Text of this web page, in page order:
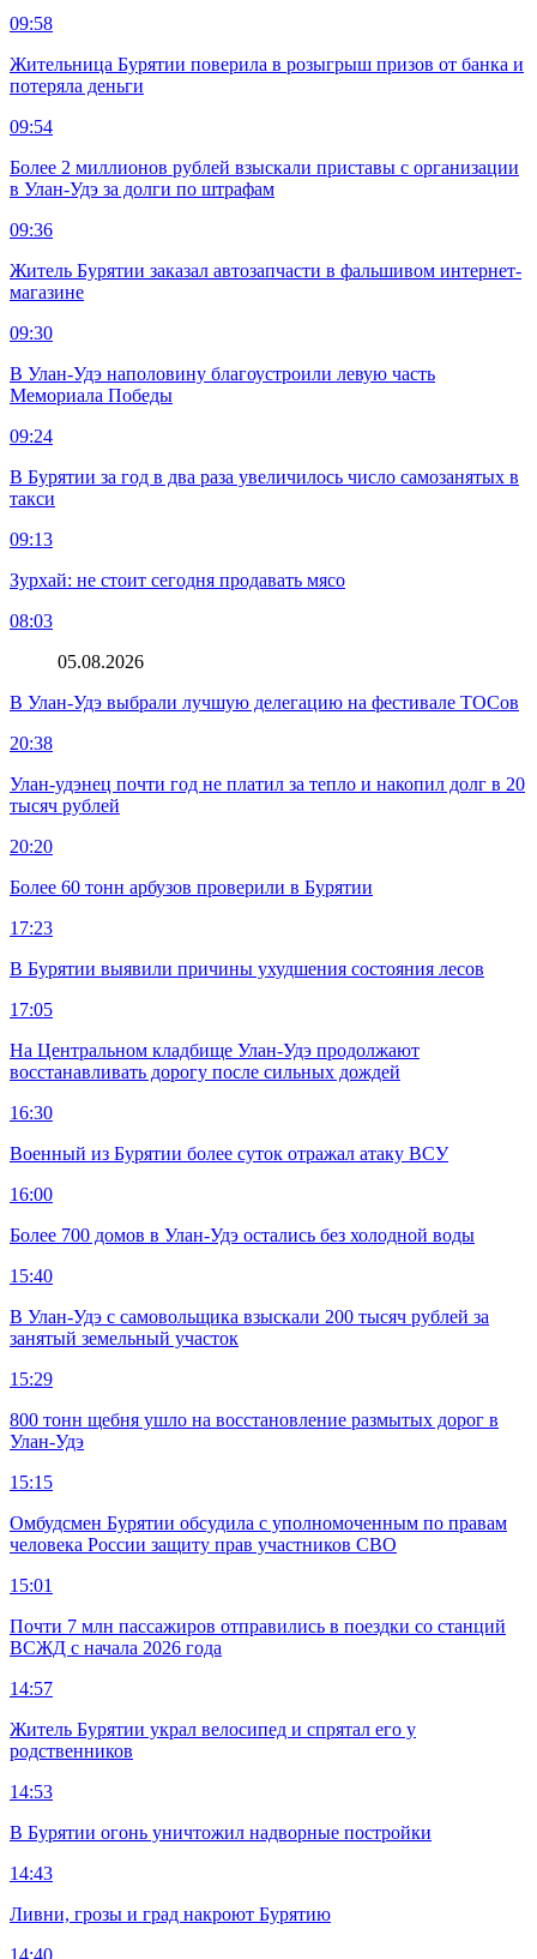
09:58
Жительница Бурятии поверила в розыгрыш призов от банка и
потеряла деньги
09:54
Более 2 миллионов рублей взыскали приставы с организации
в Улан-Удэ за долги по штрафам
09:36
Житель Бурятии заказал автозапчасти в фальшивом интернет-
магазине
09:30
В Улан-Удэ наполовину благоустроили левую часть
Мемориала Победы
09:24
В Бурятии за год в два раза увеличилось число самозанятых в
такси
09:13
Зурхай: не стоит сегодня продавать мясо
08:03
05.08.2026
В Улан-Удэ выбрали лучшую делегацию на фестивале ТОСов
20:38
Улан-удэнец почти год не платил за тепло и накопил долг в 20
тысяч рублей
20:20
Более 60 тонн арбузов проверили в Бурятии
17:23
В Бурятии выявили причины ухудшения состояния лесов
17:05
На Центральном кладбище Улан-Удэ продолжают
восстанавливать дорогу после сильных дождей
16:30
Военный из Бурятии более суток отражал атаку ВСУ
16:00
Более 700 домов в Улан-Удэ остались без холодной воды
15:40
В Улан-Удэ с самовольщика взыскали 200 тысяч рублей за
занятый земельный участок
15:29
800 тонн щебня ушло на восстановление размытых дорог в
Улан-Удэ
15:15
Омбудсмен Бурятии обсудила с уполномоченным по правам
человека России защиту прав участников СВО
15:01
Почти 7 млн пассажиров отправились в поездки со станций
ВСЖД с начала 2026 года
14:57
Житель Бурятии украл велосипед и спрятал его у
родственников
14:53
В Бурятии огонь уничтожил надворные постройки
14:43
Ливни, грозы и град накроют Бурятию